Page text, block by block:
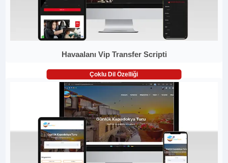
Havaalanı Vip Transfer Scripti
Çoklu Dil Özelliği